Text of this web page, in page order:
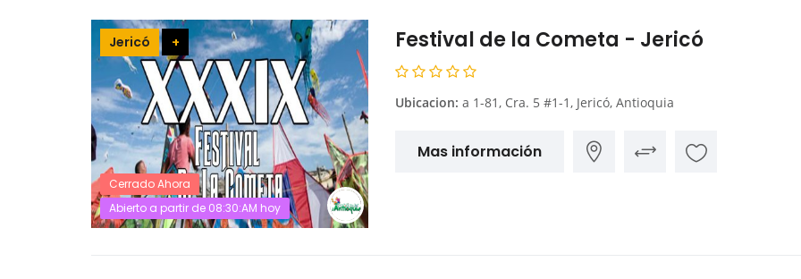
Jericó +
Cerrado Ahora
Abierto a partir de 08:30:AM hoy
Festival de la Cometa - Jericó
Ubicacion: a 1-81, Cra. 5 #1-1, Jericó, Antioquia
Mas información